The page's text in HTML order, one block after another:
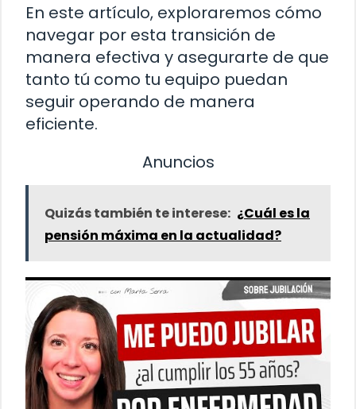
En este artículo, exploraremos cómo
navegar por esta transición de
manera efectiva y asegurarte de que
tanto tú como tu equipo puedan
seguir operando de manera
eficiente.
Anuncios
Quizás también te interese: ¿Cuál es la
pensión máxima en la actualidad?